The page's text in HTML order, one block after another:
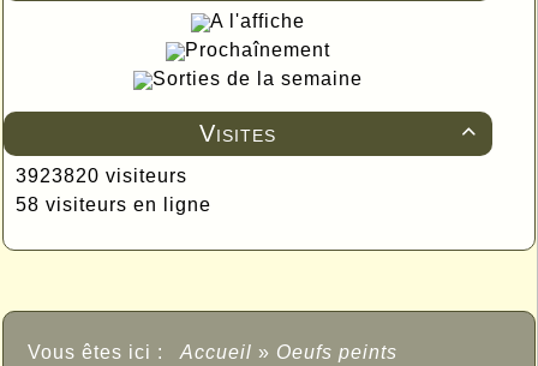
A l'affiche
Prochaînement
Sorties de la semaine

Visites
3923820 visiteurs
58 visiteurs en ligne
Vous êtes ici : Accueil » Oeufs peints